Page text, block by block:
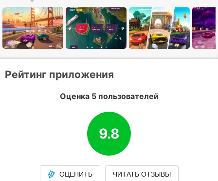
Рейтинг приложения
Оценка 5 пользователей
9.8
ОЦЕНИТЬ ЧИТАТЬ ОТЗЫВЫ